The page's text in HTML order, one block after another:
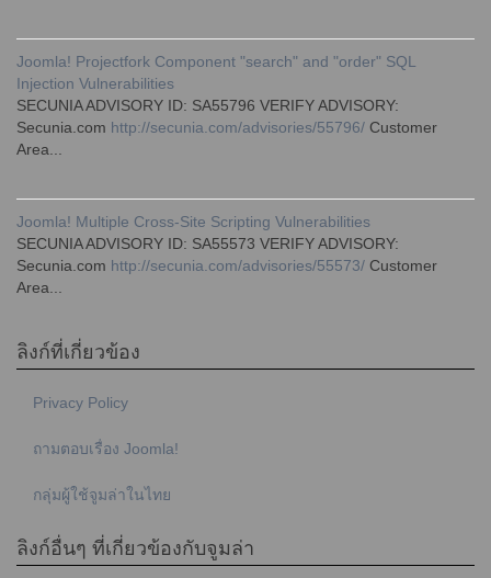
Joomla! Projectfork Component "search" and "order" SQL
Injection Vulnerabilities
SECUNIA ADVISORY ID: SA55796 VERIFY ADVISORY:
Secunia.com http://secunia.com/advisories/55796/ Customer
Area...
Joomla! Multiple Cross-Site Scripting Vulnerabilities
SECUNIA ADVISORY ID: SA55573 VERIFY ADVISORY:
Secunia.com http://secunia.com/advisories/55573/ Customer
Area...
ลิงก์ที่เกี่ยวข้อง
Privacy Policy
ถามตอบเรื่อง Joomla!
กลุ่มผู้ใช้จูมล่าในไทย
ลิงก์อื่นๆ ที่เกี่ยวข้องกับจูมล่า